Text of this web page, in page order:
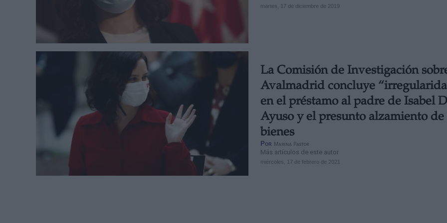
martes, 17 de diciembre de 2019
La Comisión de Investigación
Avalmadrid concluye
en el préstamo al padre de Isabel
Ayuso y el presunto alzamiento de
bienes
Por Marina Pastor
Más artículos de este autor
miércoles, 17 de febrero de 2021